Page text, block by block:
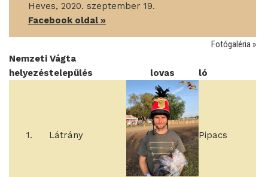
Heves, 2020. szeptember 19.
Facebook oldal »
Fotógaléria »
Nemzeti Vágta
helyezéstelepülés lovas ló
1. Látrány Pipacs